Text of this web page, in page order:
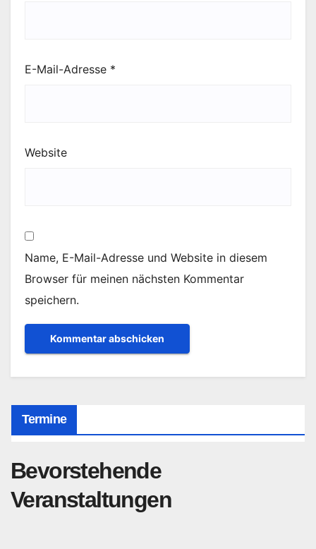
E-Mail-Adresse *
Website
Name, E-Mail-Adresse und Website in diesem
Browser für meinen nächsten Kommentar
speichern.
Termine
Bevorstehende
Veranstaltungen